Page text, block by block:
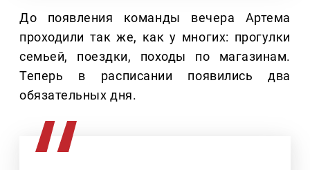
До появления команды вечера Артема
проходили так же, как у многих: прогулки
семьей, поездки, походы по магазинам.
Теперь в расписании появились два
обязательных дня.